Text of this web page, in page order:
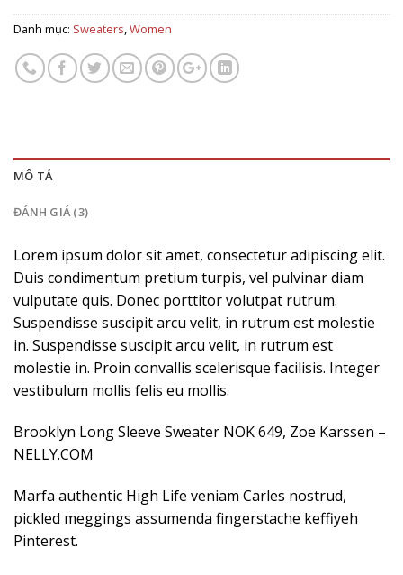
Danh mục: Sweaters Women
MÔ TẢ
ĐÁNH GIÁ (3)
Lorem ipsum dolor sit amet, consectetur adipiscing elit.
Duis condimentum pretium turpis, vel pulvinar diam
vulputate quis. Donec porttitor volutpat rutrum.
Suspendisse suscipit arcu velit, in rutrum est molestie
in. Suspendisse suscipit arcu velit, in rutrum est
molestie in. Proin convallis scelerisque facilisis. Integer
vestibulum mollis felis eu mollis.
Brooklyn Long Sleeve Sweater NOK 649, Zoe Karssen –
NELLY.COM
Marfa authentic High Life veniam Carles nostrud,
pickled meggings assumenda fingerstache keffiyeh
Pinterest.